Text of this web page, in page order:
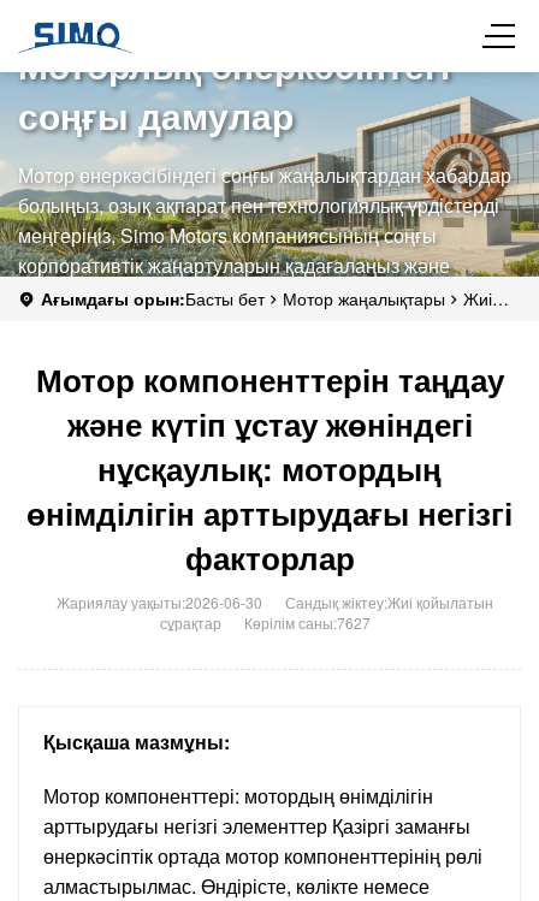
Моторлық өнеркәсіптегі
соңғы дамулар
Мотор өнеркәсібіндегі соңғы жаңалықтардан хабардар
болыңыз, озық ақпарат пен технологиялық үрдістерді
меңгеріңіз, Simo Motors компаниясының соңғы
корпоративтік жаңартуларын қадағалаңыз және
брендтің күші мен салаға әсерін көрсетіңіз.
Ағымдағы орын:Басты бет Мотор жаңалықтары
Жиі
негізгі факторлар
Мотор компоненттерін таңдау
және күтіп ұстау жөніндегі
нұсқаулық: мотордың
өнімділігін арттырудағы негізгі
факторлар
Жариялау уақыты:2026-06-30 Сандық жіктеу:Жиі қойылатын
сұрақтар
Көрілім саны:7627
Қысқаша мазмұны:
Мотор компоненттері: мотордың өнімділігін
арттырудағы негізгі элементтер Қазіргі заманғы
өнеркәсіптік ортада мотор компоненттерінің рөлі
алмастырылмас. Өндірісте, көлікте немесе